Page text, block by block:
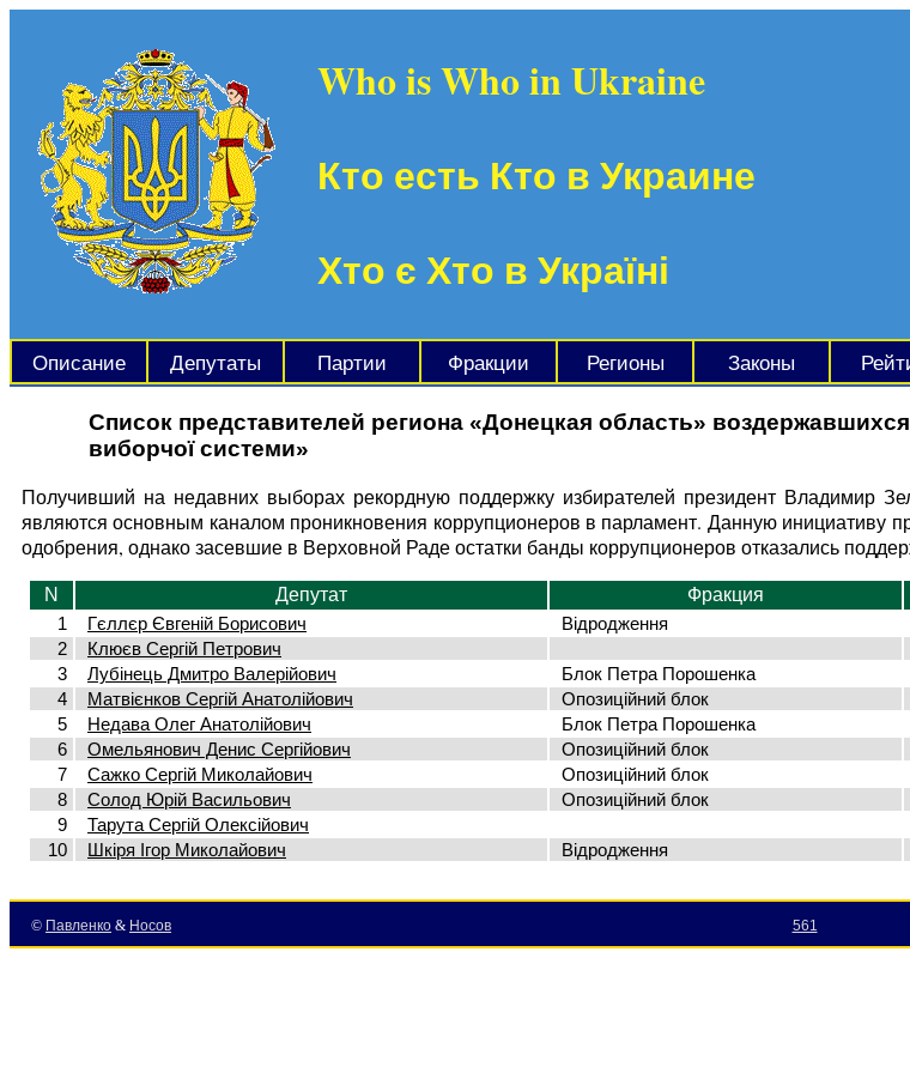
Who is Who in Ukraine
Кто есть Кто в Украине
Хто є Хто в Україні
Описание Депутаты Партии Фракции Регионы Законы
Список представителей региона «Донецкая область»
виборчої системи»
Получивший на недавних выборах рекордную поддержку избирателей президент Владимир
являются основным каналом проникновения коррупционеров в парламент. Данную инициативу
одобрения, однако засевшие в Верховной Раде остатки банды коррупционеров отказались
N Депутат Фракция
1
Гєллєр Євгеній Борисович Відродження
2
Клюєв Сергій Петрович
3
Лубінець Дмитро Валерійович Блок Петра Порошенка
4
Матвієнков Сергій Анатолійович Опозиційний блок
5
Недава Олег Анатолійович Блок Петра Порошенка
6
Омельянович Денис Сергійович Опозиційний блок
7
Сажко Сергій Миколайович Опозиційний блок
8
Солод Юрій Васильович Опозиційний блок
9
Тарута Сергій Олексійович
10
Шкіря Ігор Миколайович Відродження
© Павленко & Носов 561